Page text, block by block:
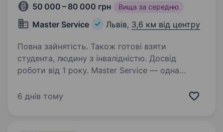
50 000 – 80 000 грн Вища за середню
Master Service Львів, 3,6 км від центру
Повна зайнятість. Також готові взяти
студента, людину з інвалідністю. Досвід
роботи від 1 року. Master Service — одна
автомобільних агрегатів та сучасних систем
6 днів тому